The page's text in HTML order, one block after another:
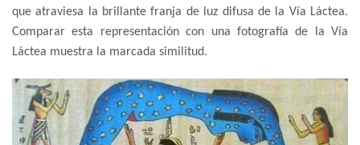
que atraviesa la brillante franja de luz difusa de la Vía Láctea.
Comparar esta representación con una fotografía de la Vía
Láctea muestra la marcada similitud.